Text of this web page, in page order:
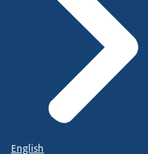
English